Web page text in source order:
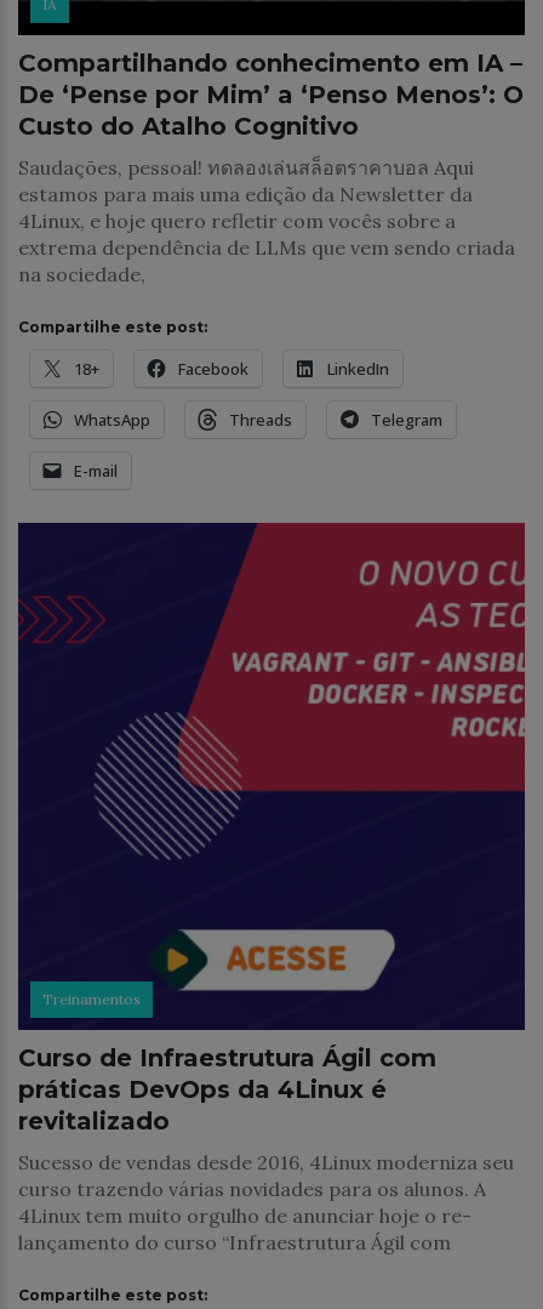
IA
Compartilhando conhecimento em IA –
De ‘Pense por Mim’ a ‘Penso Menos’: O
Custo do Atalho Cognitivo
Saudações, pessoal! ทดลองเล่นสล็อตราคาบอล Aqui
estamos para mais uma edição da Newsletter da
4Linux, e hoje quero refletir com vocês sobre a
extrema dependência de LLMs que vem sendo criada
na sociedade,
Compartilhe este post:
18+ Facebook LinkedIn
WhatsApp Threads Telegram
E-mail
Treinamentos
Curso de Infraestrutura Ágil com
práticas DevOps da 4Linux é
revitalizado
Sucesso de vendas desde 2016, 4Linux moderniza seu
curso trazendo várias novidades para os alunos. A
4Linux tem muito orgulho de anunciar hoje o re-
lançamento do curso “Infraestrutura Ágil com
Compartilhe este post: